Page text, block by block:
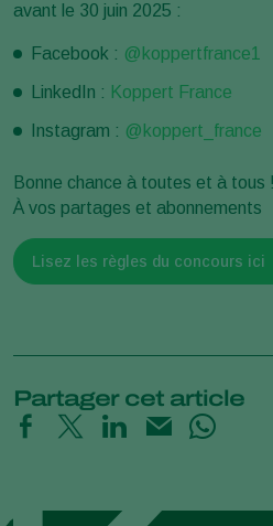
avant le 30 juin 2025 :
Facebook : @koppertfrance1
LinkedIn : Koppert France
Instagram : @koppert_france
Bonne chance à toutes et à tous !
À vos partages et abonnements
Lisez les règles du concours ici
Partager cet article